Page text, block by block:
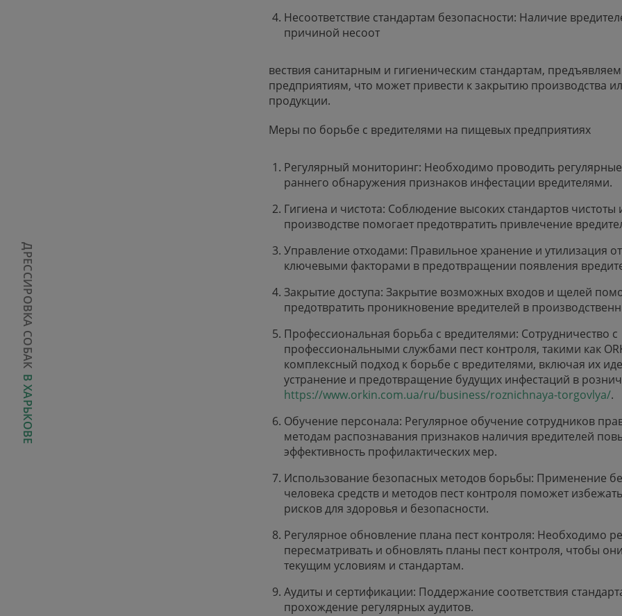
ДРЕССИРОВКА СОБАК
В ХАРЬКОВЕ
Несоответствие стандартам безопасности: Наличие
причиной несоот
вествия санитарным и гигиеническим стандартам,
предприятиям, что может привести к закрытию производства
продукции.
Меры по борьбе с вредителями на пищевых предприятиях
Регулярный мониторинг: Необходимо проводить
раннего обнаружения признаков инфестации вредителями.
Гигиена и чистота: Соблюдение высоких стандартов чистоты
производстве помогает предотвратить привлечение
Управление отходами: Правильное хранение и утилизация
ключевыми факторами в предотвращении появления
Закрытие доступа: Закрытие возможных входов и щелей
предотвратить проникновение вредителей в
Профессиональная борьба с вредителями: Сотрудничество с
профессиональными службами пест контроля, такими как
комплексный подход к борьбе с вредителями, включая их
устранение и предотвращение будущих инфестаций в
https://www.orkin.com.ua/ru/business/roznichnaya-torgovlya/.
Обучение персонала: Регулярное обучение сотрудников
методам распознавания признаков наличия вредителей
эффективность профилактических мер.
Использование безопасных методов борьбы: Применение
человека средств и методов пест контроля поможет
рисков для здоровья и безопасности.
Регулярное обновление плана пест контроля: Необходимо
пересматривать и обновлять планы пест контроля, чтобы
текущим условиям и стандартам.
Аудиты и сертификации: Поддержание соответствия
прохождение регулярных аудитов.